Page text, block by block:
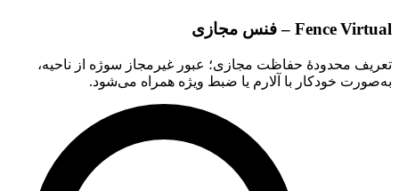
Fence Virtual – فنس مجازی
تعریف محدودهٔ حفاظت مجازی؛ عبور غیرمجاز سوژه از ناحیه،
به‌صورت خودکار با آلارم یا ضبط ویژه همراه می‌شود.